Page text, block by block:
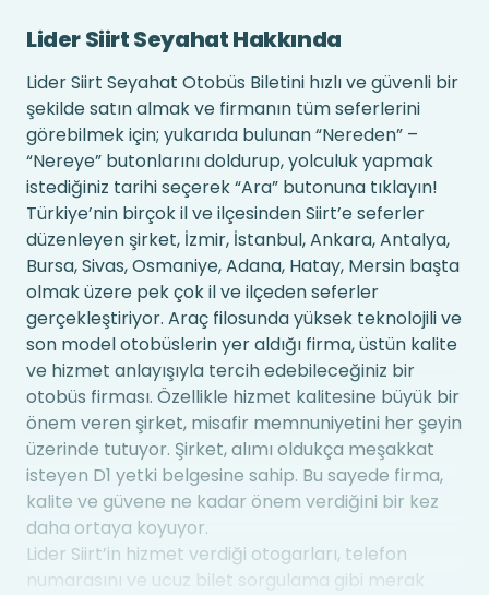
Lider Siirt Seyahat Hakkında
Lider Siirt Seyahat Otobüs Biletini hızlı ve güvenli bir
şekilde satın almak ve firmanın tüm seferlerini
görebilmek için; yukarıda bulunan “Nereden” –
“Nereye” butonlarını doldurup, yolculuk yapmak
istediğiniz tarihi seçerek “Ara” butonuna tıklayın!
Türkiye’nin birçok il ve ilçesinden Siirt’e seferler
düzenleyen şirket, İzmir, İstanbul, Ankara, Antalya,
Bursa, Sivas, Osmaniye, Adana, Hatay, Mersin başta
olmak üzere pek çok il ve ilçeden seferler
gerçekleştiriyor. Araç filosunda yüksek teknolojili ve
son model otobüslerin yer aldığı firma, üstün kalite
ve hizmet anlayışıyla tercih edebileceğiniz bir
otobüs firması. Özellikle hizmet kalitesine büyük bir
önem veren şirket, misafir memnuniyetini her şeyin
üzerinde tutuyor. Şirket, alımı oldukça meşakkat
isteyen D1 yetki belgesine sahip. Bu sayede firma,
kalite ve güvene ne kadar önem verdiğini bir kez
daha ortaya koyuyor.
Lider Siirt’in hizmet verdiği otogarları, telefon
numarasını ve ucuz bilet sorgulama gibi merak